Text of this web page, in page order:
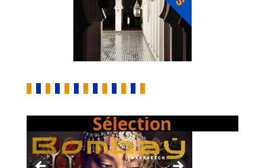
Sélection